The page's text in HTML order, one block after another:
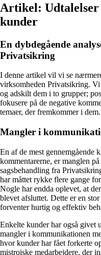
Artikel:
kunder
En dybdegående
Privatsikring
I denne artikel vil vi se
virksomheden Privatsikring.
og adskilt dem i to grupper;
fokusere på de negative
temaer, der fremkommer i dem.
Mangler i
En af de mest gennemgående
kommentarerne, er manglen
sagsbehandling fra
har måttet rykke flere gange
Nogle har endda oplevet, at
blevet afsluttet. Dette er en
forventer hurtig og effektiv
Enkelte kunder har også givet
mangler i kommunikationen
hvor kunder har fået forkerte
mistroiske medarbejdere, der